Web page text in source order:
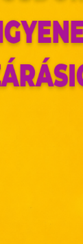
el a
szerint
alkalmazunk.
2001. évi
belül
kell